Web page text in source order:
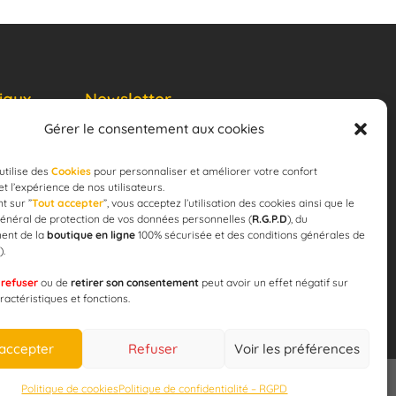
Gérer le consentement aux cookies
des Cookies pour personnaliser et améliorer votre confort
l’expérience de nos utilisateurs.
sur ”Tout accepter”, vous acceptez l’utilisation des cookies ainsi que le
de protection de vos données personnelles (R.G.P.D), du
de la boutique en ligne 100% sécurisée et des conditions générales de
).
refuser ou de retirer son consentement peut avoir un effet négatif sur
et fonctions.
Refuser Voir les préférences
Politique de cookiesPolitique de confidentialité – RGPD
la
!
Newsletter
email JE M'ABONNE
CopyrightCAP’C